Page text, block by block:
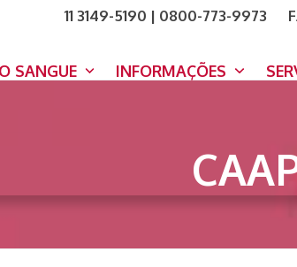
11 3149-5190 | 0800-773-9973
SANGUE INFORMAÇÕES